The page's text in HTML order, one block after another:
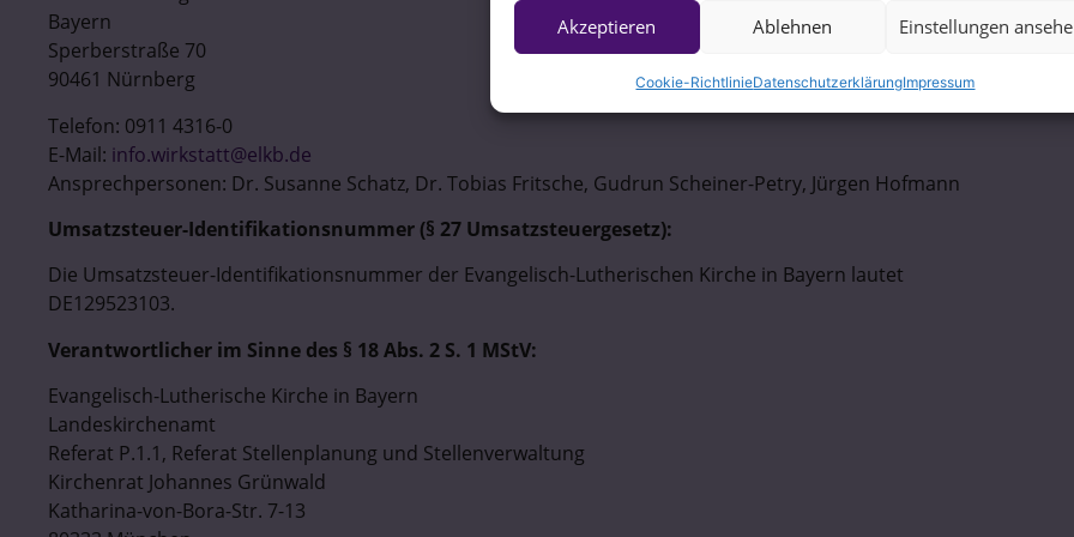
Akzeptieren Ablehnen Einstellungen
Cookie-RichtlinieDatenschutzerklärungImpressum
Bayern
Sperberstraße 70
90461 Nürnberg
Telefon: 0911 4316-0
E-Mail: info.wirkstatt@elkb.de
Ansprechpersonen: Dr. Susanne Schatz, Dr. Tobias Fritsche, Gudrun Scheiner-Petry, Jürgen Hofmann
Umsatzsteuer-Identifikationsnummer (§ 27 Umsatzsteuergesetz):
Die Umsatzsteuer-Identifikationsnummer der Evangelisch-Lutherischen Kirche in Bayern lautet
DE129523103.
Verantwortlicher im Sinne des § 18 Abs. 2 S. 1 MStV:
Evangelisch-Lutherische Kirche in Bayern
Landeskirchenamt
Referat P.1.1, Referat Stellenplanung und Stellenverwaltung
Kirchenrat Johannes Grünwald
Katharina-von-Bora-Str. 7-13